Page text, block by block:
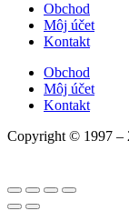
Obchod
Môj účet
Kontakt
Obchod
Môj účet
Kontakt
Copyright © 1997 –